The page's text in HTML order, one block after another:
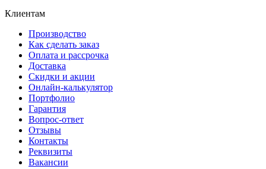
Клиентам
Производство
Как сделать заказ
Оплата и рассрочка
Доставка
Скидки и акции
Онлайн-калькулятор
Портфолио
Гарантия
Вопрос-ответ
Отзывы
Контакты
Реквизиты
Вакансии